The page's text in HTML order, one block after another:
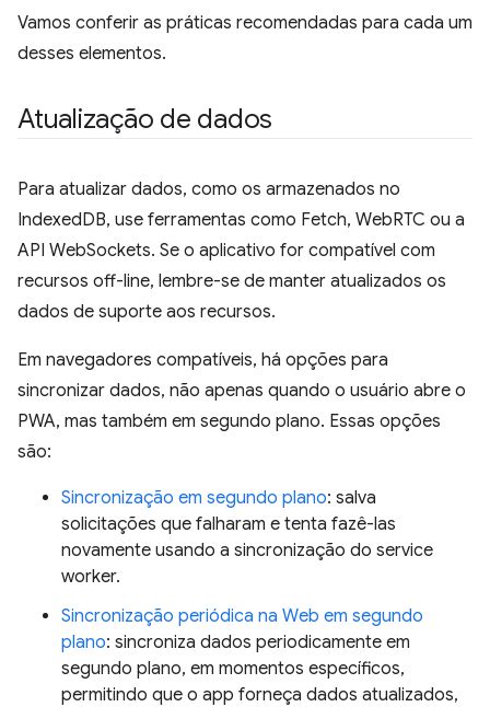
Vamos conferir as práticas recomendadas para cada um
desses elementos.
Atualização de dados
Para atualizar dados, como os armazenados no
IndexedDB, use ferramentas como Fetch, WebRTC ou a
API WebSockets. Se o aplicativo for compatível com
recursos off-line, lembre-se de manter atualizados os
dados de suporte aos recursos.
Em navegadores compatíveis, há opções para
sincronizar dados, não apenas quando o usuário abre o
PWA, mas também em segundo plano. Essas opções
são:
Sincronização em segundo plano: salva
solicitações que falharam e tenta fazê-las
novamente usando a sincronização do service
worker.
Sincronização periódica na Web em segundo
plano: sincroniza dados periodicamente em
segundo plano, em momentos específicos,
permitindo que o app forneça dados atualizados,